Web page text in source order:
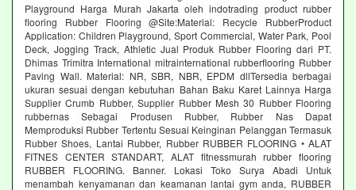
Playground Harga Murah Jakarta oleh indotrading product rubber
flooring Rubber Flooring @Site:Material: Recycle RubberProduct
Application: Children Playground, Sport Commercial, Water Park, Pool
Deck, Jogging Track, Athletic Jual Produk Rubber Flooring dari PT.
Dhimas Trimitra International mitrainternational rubberflooring Rubber
Paving Wall. Material: NR, SBR, NBR, EPDM dllTersedia berbagai
ukuran sesuai dengan kebutuhan Bahan Baku Karet Lainnya Harga
Supplier Crumb Rubber, Supplier Rubber Mesh 30 Rubber Flooring
rubbernas Sebagai Produsen Rubber, Rubber Nas Dapat
Memproduksi Rubber Tertentu Sesuai Keinginan Pelanggan Termasuk
Rubber Shoes, Lantai Rubber, Rubber RUBBER FLOORING • ALAT
FITNES CENTER STANDART, ALAT fitnessmurah rubber flooring
RUBBER FLOORING. Banner. Lokasi Toko Surya Abadi Untuk
menambah kenyamanan dan keamanan lantai gym anda, RUBBER